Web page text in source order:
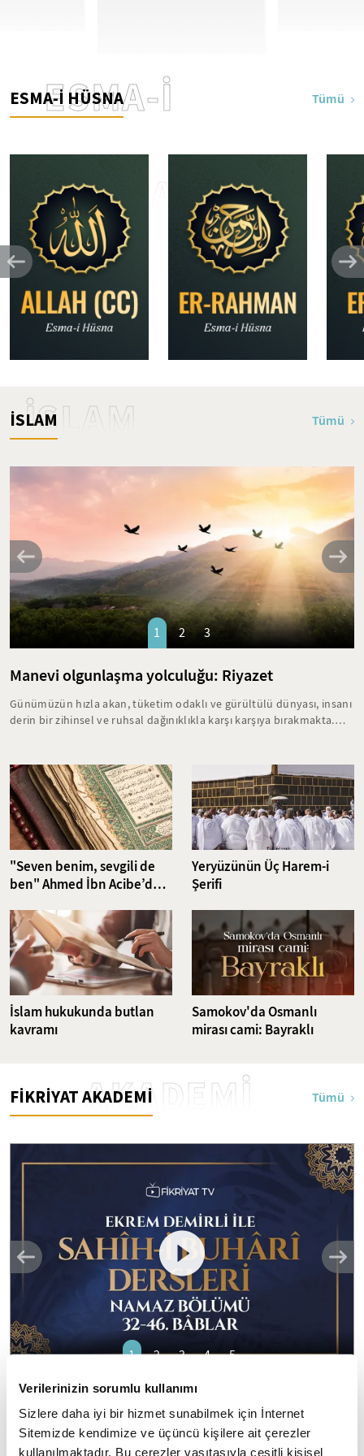
Verilerinizin sorumlu kullanımı
Sizlere daha iyi bir hizmet sunabilmek için İnternet
Sitemizde kendimize ve üçüncü kişilere ait çerezler
kullanılmaktadır. Bu çerezler vasıtasıyla çeşitli kişisel
ESMA-İ HÜSNA
ESMA-İ
HÜSNA
Tümü
İSLAM
İSLAM Tümü
Manevi olgunlaşma yolculuğu: Riyazet
Günümüzün hızla akan, tüketim odaklı ve gürültülü dünyası, insanı
derin bir zihinsel ve ruhsal dağınıklıkla karşı karşıya bırakmakta.
güncelliğini korumakta. Bu çalışma, klasikten günümüze uzanan
ruhsal disiplin yöntemlerini ve bu yöntemlerin günümüz
dünyasındaki karşılıklarını ele alıyor.
1 2 3
"Seven benim, sevgili de
ben" Ahmed İbn Acibe’den
Yeryüzünün Üç Harem-i
Şerifi
İslam hukukunda butlan
kavramı
Samokov'da Osmanlı
mirası cami: Bayraklı
FİKRİYAT AKADEMİAKADEMİ Tümü
Ekrem Demirli ile Sahih-i Buhari Dersleri:
Namaz Bölümü 32-46. Bâblar - 43. Bölüm
"el Camiu's Sahih": Eser daha çok "Sahihi Buhari" adıyla
1 2 3 4 5